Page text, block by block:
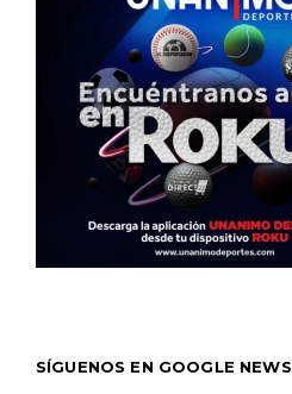
SÍGUENOS EN GOOGLE NEWS